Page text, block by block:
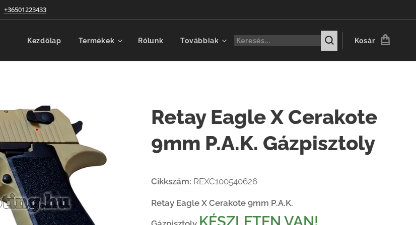
+36501223433
Kezdőlap Termékek Rólunk Továbbiak Kosár
Retay Eagle X Cerakote
9mm P.A.K. Gázpisztoly
Cikkszám: REXC100540626
Retay Eagle X Cerakote 9mm P.A.K.
KÉSZLETEN VAN!